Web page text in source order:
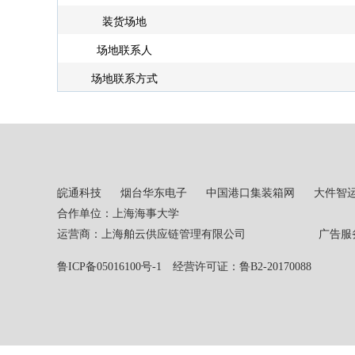
装货场地
场地联系人
场地联系方式
皖通科技 烟台华东电子 中国港口集装箱网
大件智
合作单位：上海海事大学
运营商：上海舶云供应链管理有限公司 广告服务热
鲁ICP备05016100号-1 经营许可证：鲁B2-20170088